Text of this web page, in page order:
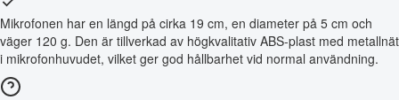
Mikrofonen har en längd på cirka 19 cm, en diameter på 5 cm och
väger 120 g. Den är tillverkad av högkvalitativ ABS-plast med metallnät
i mikrofonhuvudet, vilket ger god hållbarhet vid normal användning.